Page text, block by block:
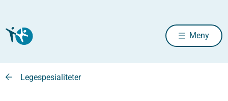
Meny
Legespesialiteter